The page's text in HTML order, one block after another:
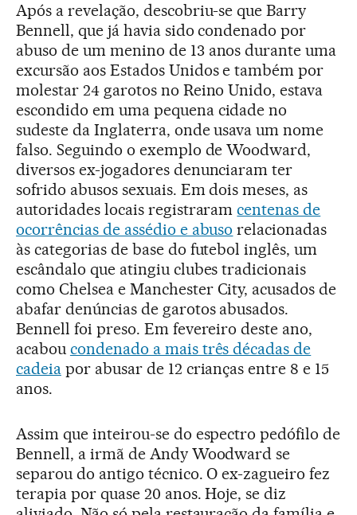
Após a revelação, descobriu-se que Barry
Bennell, que já havia sido condenado por
abuso de um menino de 13 anos durante uma
excursão aos Estados Unidos e também por
molestar 24 garotos no Reino Unido, estava
escondido em uma pequena cidade no
sudeste da Inglaterra, onde usava um nome
falso. Seguindo o exemplo de Woodward,
diversos ex-jogadores denunciaram ter
sofrido abusos sexuais. Em dois meses, as
autoridades locais registraramcentenas de
ocorrências de assédio e abuso relacionadas
às categorias de base do futebol inglês, um
escândalo que atingiu clubes tradicionais
como Chelsea e Manchester City, acusados de
abafar denúncias de garotos abusados.
Bennell foi preso. Em fevereiro deste ano,
acabou condenado a mais três décadas de
cadeiapor abusar de 12 crianças entre 8 e 15
anos.
Assim que inteirou-se do espectro pedófilo de
Bennell, a irmã de Andy Woodward se
separou do antigo técnico. O ex-zagueiro fez
terapia por quase 20 anos. Hoje, se diz